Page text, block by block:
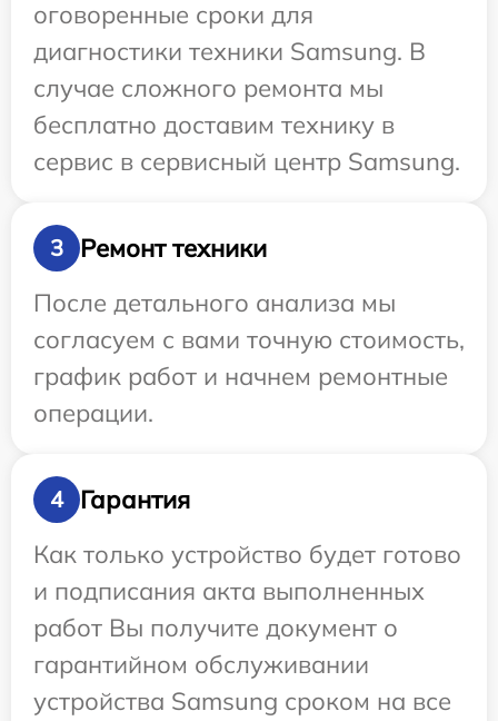
оговоренные сроки для
диагностики техники Samsung. В
случае сложного ремонта мы
бесплатно доставим технику в
сервис в сервисный центр Samsung.
3
Ремонт техники
После детального анализа мы
согласуем с вами точную стоимость,
график работ и начнем ремонтные
операции.
4
Гарантия
Как только устройство будет готово
и подписания акта выполненных
работ Вы получите документ о
гарантийном обслуживании
устройства Samsung сроком на все